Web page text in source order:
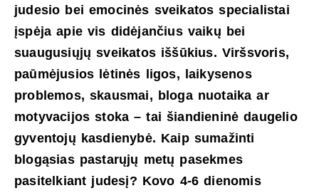
judesio bei emocinės sveikatos specialistai
įspėja apie vis didėjančius vaikų bei
suaugusiųjų sveikatos iššūkius. Viršsvoris,
paūmėjusios lėtinės ligos, laikysenos
problemos, skausmai, bloga nuotaika ar
motyvacijos stoka – tai šiandieninė daugelio
gyventojų kasdienybė. Kaip sumažinti
blogąsias pastarųjų metų pasekmes
pasitelkiant judesį? Kovo 4-6 dienomis